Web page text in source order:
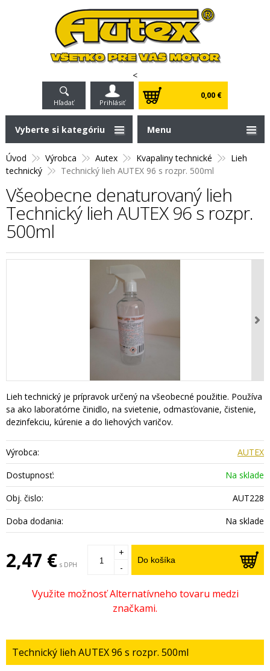
<
Hľadať Prihlásiť
0,00 €
Úvod Výrobca Autex Kvapaliny technické
Lieh
technický
Technický lieh AUTEX 96 s rozpr. 500ml
Všeobecne denaturovaný lieh
Technický lieh AUTEX 96 s rozpr.
500ml
Lieh technický je prípravok určený na všeobecné použitie. Používa
sa ako laboratórne činidlo, na svietenie, odmasťovanie, čistenie,
dezinfekciu, kúrenie a do liehových varičov.
Výrobca:
AUTEX
Dostupnosť:
Na sklade
Obj. čislo:
AUT228
Doba dodania:
Na sklade
2,47 € s DPH Do košíka
+
-
Technický lieh AUTEX 96 s rozpr. 500ml
Vyberte si kategóriu Menu